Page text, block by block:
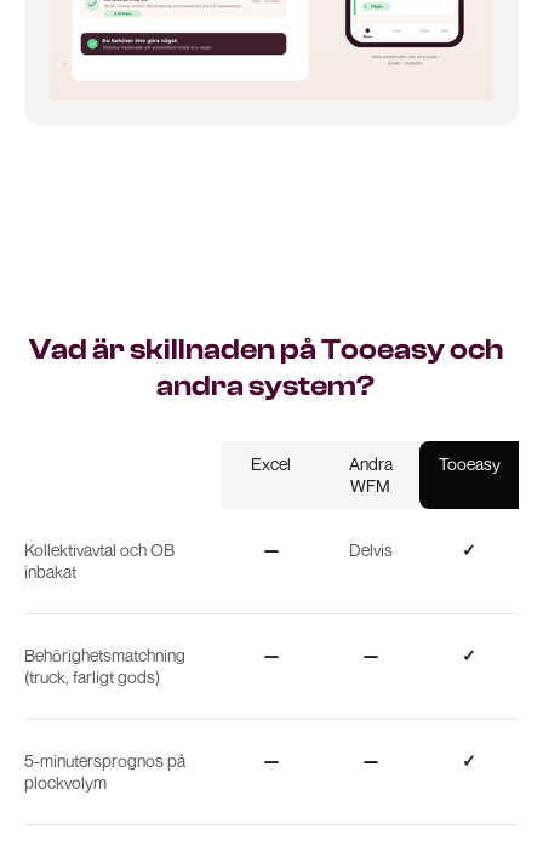
Vad är skillnaden på Tooeasy och
andra system?
Excel
Andra
WFM
Tooeasy
Kollektivavtal och OB
inbakat
— Delvis ✓
Behörighetsmatchning
(truck, farligt gods)
— — ✓
5-minutersprognos på
plockvolym
— — ✓